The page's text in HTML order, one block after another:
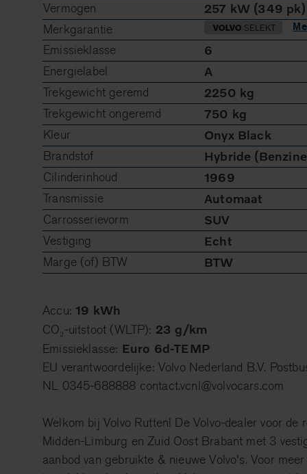
Vermogen
257 kW (349 pk)
Merkgarantie
Emissieklasse
6
Energielabel
A
Trekgewicht geremd
2250 kg
Trekgewicht ongeremd
750 kg
Kleur
Onyx Black
Brandstof
Hybride
Cilinderinhoud
1969
Transmissie
Automaat
Carrosserievorm
SUV
Vestiging
Echt
Marge (of) BTW
BTW
Accu: 19 kWh
CO₂-uitstoot (WLTP): 23 g/km
Emissieklasse: Euro 6d-TEMP
EU verantwoordelijke: Volvo Nederland B.V.
NL 0345-688888 contact.vcnl@volvocars.com
Welkom bij Volvo Rutten! De Volvo-dealer voor de
Midden-Limburg en Zuid Oost Brabant met 3
aanbod van gebruikte & nieuwe Volvo's. Voor